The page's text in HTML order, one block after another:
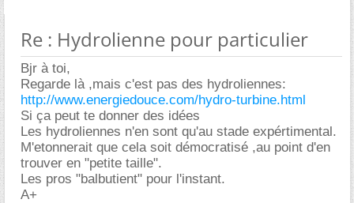
Re : Hydrolienne pour particulier
Bjr à toi,
Regarde là ,mais c'est pas des hydroliennes:
http://www.energiedouce.com/hydro-turbine.html
Si ça peut te donner des idées
Les hydroliennes n'en sont qu'au stade expértimental.
M'etonnerait que cela soit démocratisé ,au point d'en
trouver en "petite taille".
Les pros "balbutient" pour l'instant.
A+